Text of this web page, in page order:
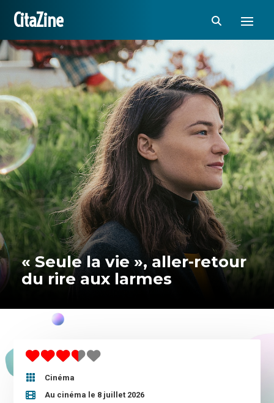
CitaZine
« Seule la vie », aller-retour
du rire aux larmes

Cinéma
Au cinéma le 8 juillet 2026